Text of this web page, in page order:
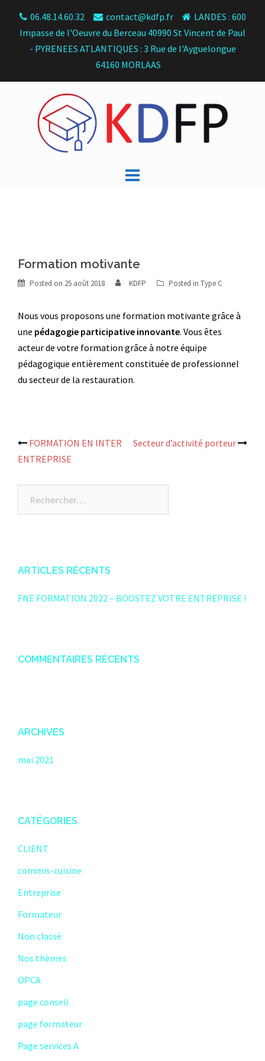
content
06.48.14.60.32 contact@kdfp.fr
LANDES : 600
Impasse de l'Oeuvre du Berceau 40990 St Vincent de Paul
- PYRENEES ATLANTIQUES : 3 Rue de l'Ayguelongue
64160 MORLAAS
Formation motivante
Posted on 25 août 2018 KDFP Posted in Type C
Nous vous proposons une formation motivante grâce à
une pédagogie participative innovante. Vous êtes
acteur de votre formation grâce à notre équipe
pédagogique entièrement constituée de professionnel
du secteur de la restauration.
Post
FORMATION EN INTER
ENTREPRISE
Secteur d’activité porteur
ARTICLES RÉCENTS
FNE FORMATION 2022 – BOOSTEZ VOTRE ENTREPRISE !
COMMENTAIRES RÉCENTS
ARCHIVES
mai 2021
CATÉGORIES
CLIENT
commis-cuisine
Entreprise
Formateur
Non classé
Nos thèmes
OPCA
page conseil
page formateur
Page services A